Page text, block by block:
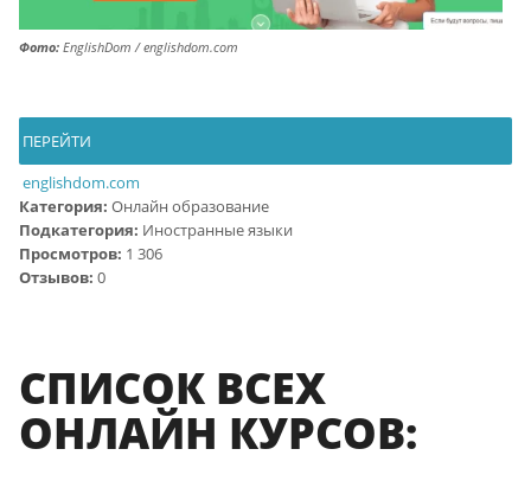
Фото:EnglishDom / englishdom.com
ПЕРЕЙТИ
englishdom.com
Категория: Онлайн образование
Подкатегория: Иностранные языки
Просмотров: 1 306
Отзывов: 0
СПИСОК ВСЕХ
ОНЛАЙН КУРСОВ: